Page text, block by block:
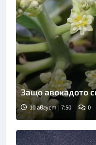
Защо авокадото
10 август | 7:50 0